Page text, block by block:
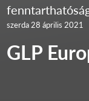
szerda 28 április 2021
GLP